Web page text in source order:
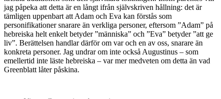
jag påpeka att detta är en långt ifrån självskriven hållning: det är
tämligen uppenbart att Adam och Eva kan förstås som
personifikationer snarare än verkliga personer, eftersom ”Adam” på
hebreiska helt enkelt betyder ”människa” och ”Eva” betyder ”att ge
liv”. Berättelsen handlar därför om var och en av oss, snarare än
konkreta personer. Jag undrar om inte också Augustinus – som
emellertid inte läste hebreiska – var mer medveten om detta än vad
Greenblatt låter påskina.